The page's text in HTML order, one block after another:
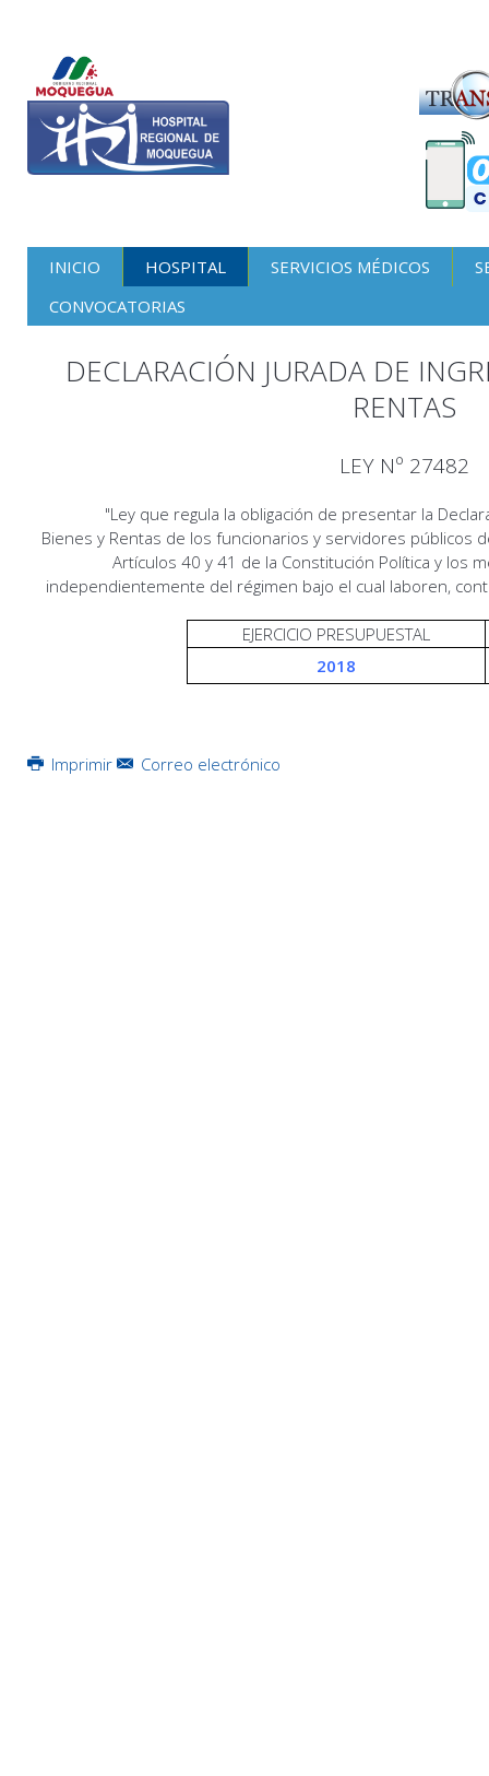
INICIO HOSPITAL SERVICIOS MÉDICOS
CONVOCATORIAS
DECLARACIÓN JURADA DE
RENTAS
LEY Nº 27482
"Ley que regula la obligación de presentar la
Bienes y Rentas de los funcionarios y servidores públicos
Artículos 40 y 41 de la Constitución Política y los
independientemente del régimen bajo el cual laboren,
EJERCICIO PRESUPUESTAL
2018
Imprimir Correo electrónico